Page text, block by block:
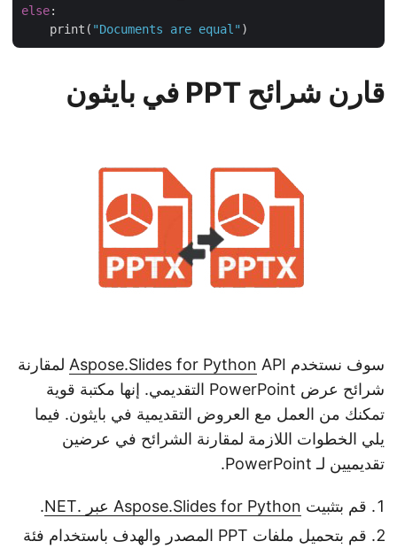
else
    print(
"Documents are equal"
قارن شرائح PPT في بايثون
سوف نستخدم Aspose.Slides for PythonAPI لمقارنة
شرائح عرض PowerPoint التقديمي. إنها مكتبة قوية
تمكنك من العمل مع العروض التقديمية في بايثون. فيما
يلي الخطوات اللازمة لمقارنة الشرائح في عرضين
تقديميين لـ PowerPoint.
قم بتثبيتAspose.Slides for Python عبر .NET
.
قم بتحميل ملفات PPT المصدر والهدف باستخدام فئة